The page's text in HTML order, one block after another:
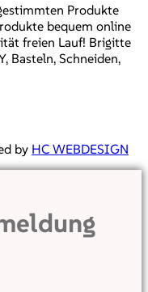
Produkte
bequem online
freien Lauf! Brigitte
Basteln, Schneiden,
by HC WEBDESIGN